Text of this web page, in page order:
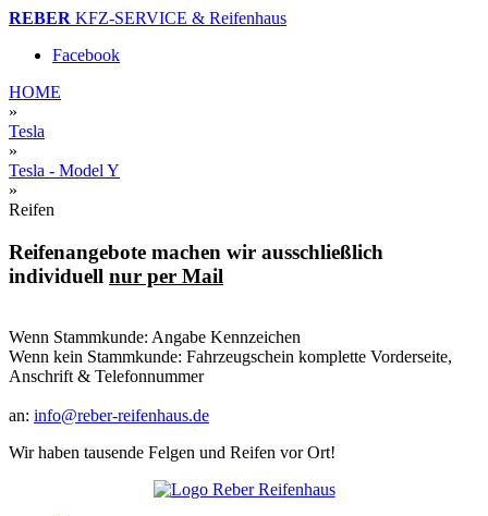
REBER KFZ-SERVICE & Reifenhaus
Facebook
HOME
»
Tesla
»
Tesla - Model Y
»
Reifen
Reifenangebote machen wir ausschließlich
individuell nur per Mail
Wenn Stammkunde: Angabe Kennzeichen
Wenn kein Stammkunde: Fahrzeugschein komplette Vorderseite,
Anschrift & Telefonnummer
an: info@reber-reifenhaus.de
Wir haben tausende Felgen und Reifen vor Ort!